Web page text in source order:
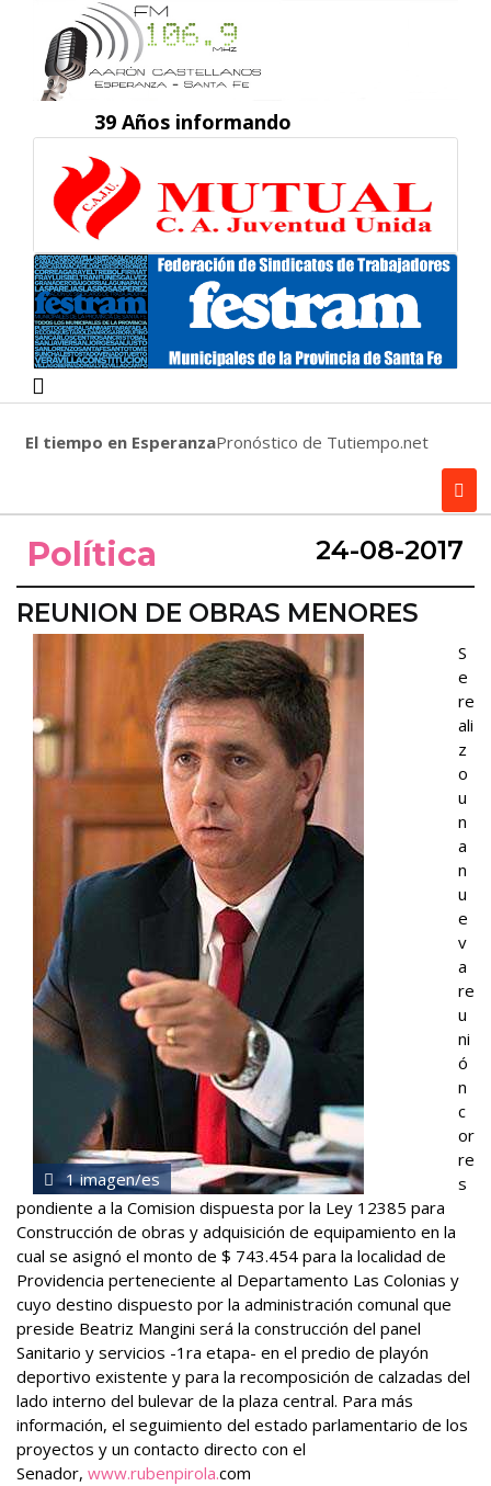
39 Años informando
El tiempo en EsperanzaPronóstico de Tutiempo.net
Política 24-08-2017
REUNION DE OBRAS MENORES
1 imagen/es
S
e
re
ali
z
o
u
n
a
n
u
e
v
a
re
u
ni
ó
n
c
or
re
s
pondiente a la Comision dispuesta por la Ley 12385 para
Construcción de obras y adquisición de equipamiento en la
cual se asignó el monto de $ 743.454 para la localidad de
Providencia perteneciente al Departamento Las Colonias y
cuyo destino dispuesto por la administración comunal que
preside Beatriz Mangini será la construcción del panel
Sanitario y servicios -1ra etapa- en el predio de playón
deportivo existente y para la recomposición de calzadas del
lado interno del bulevar de la plaza central. Para más
información, el seguimiento del estado parlamentario de los
proyectos y un contacto directo con el
Senador, www.rubenpirola.com